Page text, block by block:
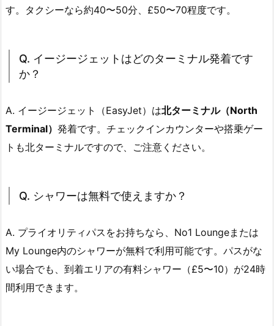
す。タクシーなら約40〜50分、£50〜70程度です。
Q. イージージェットはどのターミナル発着です
か？
A. イージージェット（EasyJet）は北ターミナル（North
Terminal） 発着です。チェックインカウンターや搭乗ゲー
トも北ターミナルですので、ご注意ください。
Q. シャワーは無料で使えますか？
A. プライオリティパスをお持ちなら、No1 Loungeまたは
My Lounge内のシャワーが無料で利用可能です。パスがな
い場合でも、到着エリアの有料シャワー（£5〜10）が24時
間利用できます。